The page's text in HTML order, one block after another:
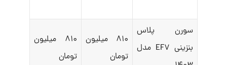
سورن پلاس
بنزینی EF۷ مدل
۸۱۰ میلیون
تومان
۸۱۰ میلیون
تومان